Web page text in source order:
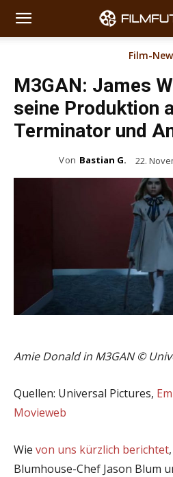
Film-
M3GAN: James
seine Produktion
Terminator und
Von Bastian G. 22.
Amie Donald in M3GAN ©
Quellen: Universal Pictures,
Movieweb
Wie von uns kürzlich berichtet
Blumhouse-Chef Jason Blum